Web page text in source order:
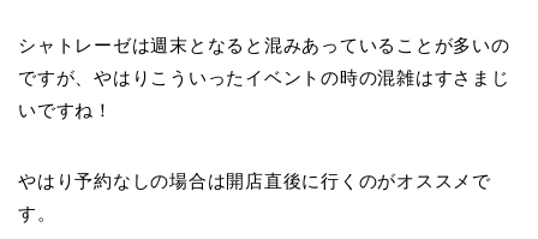
シャトレーゼは週末となると混みあっていることが多いの
ですが、やはりこういったイベントの時の混雑はすさまじ
いですね！
やはり予約なしの場合は開店直後に行くのがオススメで
す。